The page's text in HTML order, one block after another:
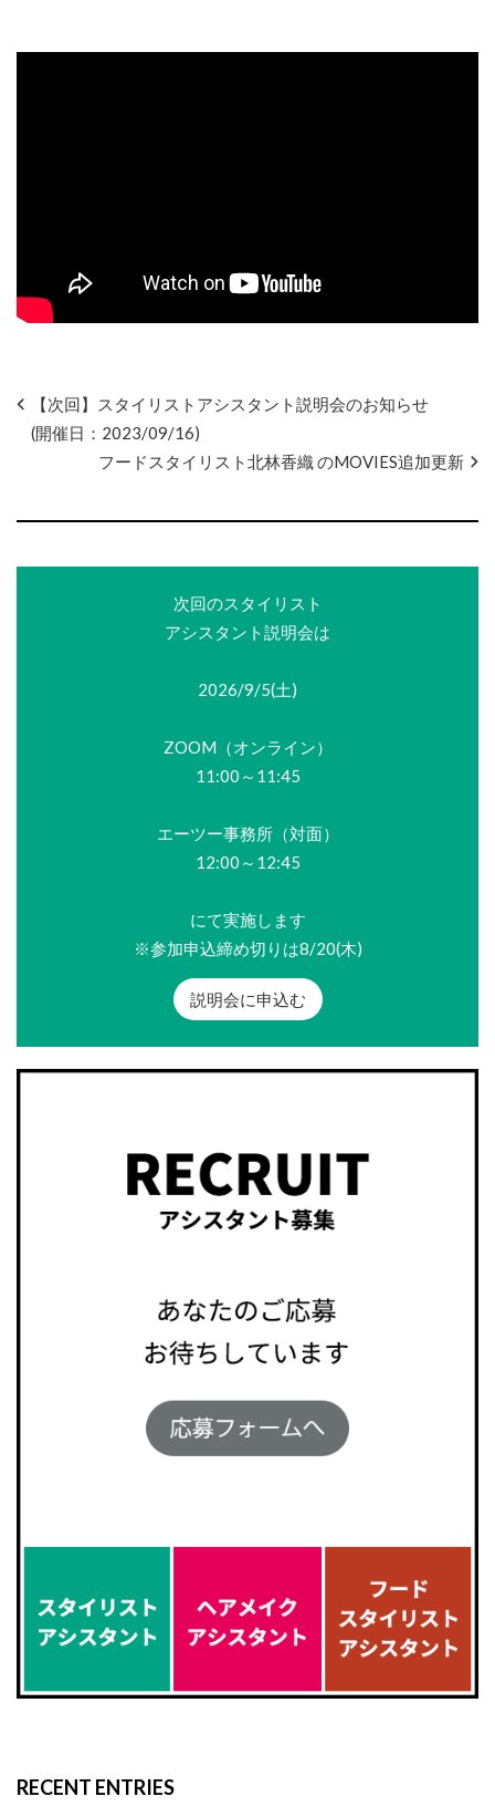
【次回】スタイリストアシスタント説明会のお知らせ
(開催日：2023/09/16)
フードスタイリスト北林香織 のMOVIES追加更新
次回のスタイリスト
アシスタント説明会は
2026/9/5(土)
ZOOM（オンライン）
11:00～11:45
エーツー事務所（対面）
12:00～12:45
にて実施します
※参加申込締め切りは8/20(木)
説明会に申込む
RECENT ENTRIES